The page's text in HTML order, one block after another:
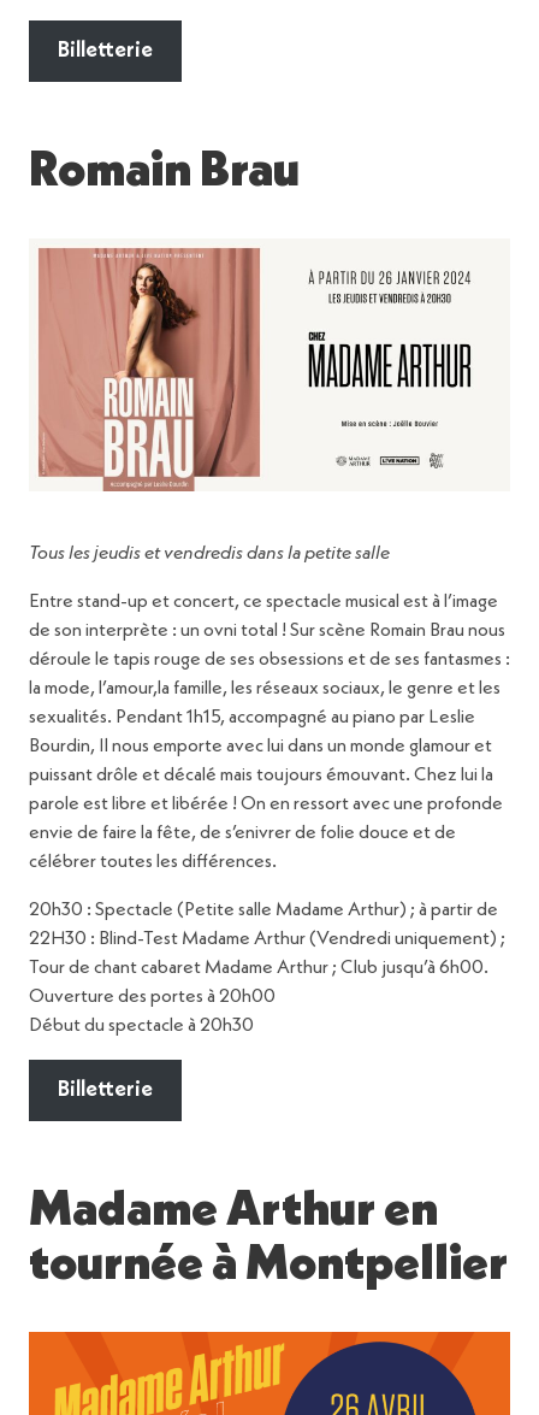
Billetterie
Romain Brau
Tous les jeudis et vendredis dans la petite salle
Entre stand-up et concert, ce spectacle musical est à l’image
de son interprète : un ovni total ! Sur scène Romain Brau nous
déroule le tapis rouge de ses obsessions et de ses fantasmes :
la mode, l’amour,la famille, les réseaux sociaux, le genre et les
sexualités. Pendant 1h15, accompagné au piano par Leslie
Bourdin, Il nous emporte avec lui dans un monde glamour et
puissant drôle et décalé mais toujours émouvant. Chez lui la
parole est libre et libérée ! On en ressort avec une profonde
envie de faire la fête, de s’enivrer de folie douce et de
célébrer toutes les différences.
20h30 : Spectacle (Petite salle Madame Arthur) ; à partir de
22H30 : Blind-Test Madame Arthur (Vendredi uniquement) ;
Tour de chant cabaret Madame Arthur ; Club jusqu’à 6h00.
Ouverture des portes à 20h00
Début du spectacle à 20h30
Billetterie
Madame Arthur en
tournée à Montpellier